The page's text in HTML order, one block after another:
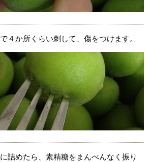
４か所くらい刺して、傷をつけます。
詰めたら、素精糖をまんべんなく振り